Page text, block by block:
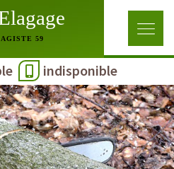
59
indisponible